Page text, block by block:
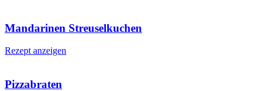
Mandarinen Streuselkuchen
Rezept anzeigen
Pizzabraten